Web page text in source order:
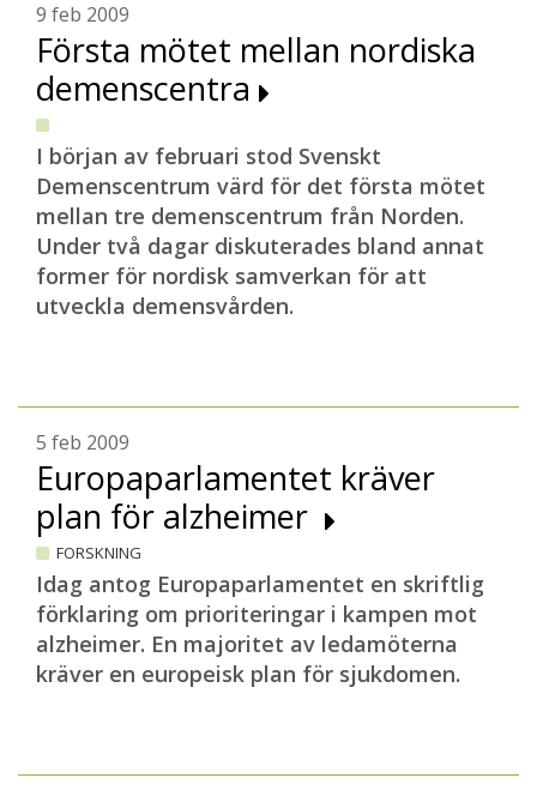
9 feb 2009
Första mötet mellan nordiska
demenscentra
I början av februari stod Svenskt
Demenscentrum värd för det första mötet
mellan tre demenscentrum från Norden.
Under två dagar diskuterades bland annat
former för nordisk samverkan för att
utveckla demensvården.
5 feb 2009
Europaparlamentet kräver
plan för alzheimer
FORSKNING
Idag antog Europaparlamentet en skriftlig
förklaring om prioriteringar i kampen mot
alzheimer. En majoritet av ledamöterna
kräver en europeisk plan för sjukdomen.